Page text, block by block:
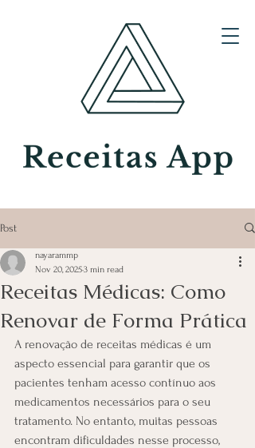
EM UM SÓ LUGAR
RECEITAS APP
simplificada.
Tenha acesso a
consultas, renovação de
receitas e dicas rápidas,
tudo em um só lugar!
Post
Receitas Médicas: Como
Renovar de Forma Prática
nayarammp
Nov 20, 20253 min read
A renovação de receitas médicas é um
aspecto essencial para garantir que os
pacientes tenham acesso contínuo aos
medicamentos necessários para o seu
tratamento. No entanto, muitas pessoas
encontram dificuldades nesse processo,